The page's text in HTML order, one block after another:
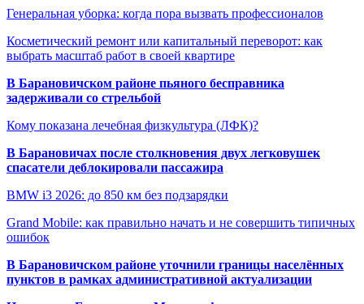
Генеральная уборка: когда пора вызвать профессионалов
Косметический ремонт или капитальный переворот: как
выбрать масштаб работ в своей квартире
В Барановичском районе пьяного бесправника
задерживали со стрельбой
Кому показана лечебная физкультура (ЛФК)?
В Барановичах после столкновения двух легковушек
спасатели деблокировали пассажира
BMW i3 2026: до 850 км без подзарядки
Grand Mobile: как правильно начать и не совершить типичных
ошибок
В Барановичском районе уточнили границы населённых
пунктов в рамках административной актуализации